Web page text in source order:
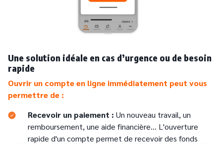
Une solution idéale en cas d’urgence ou de besoin
rapide
Ouvrir un compte en ligne immédiatement peut vous
permettre de :
Recevoir un paiement : Un nouveau travail, un
remboursement, une aide financière... L'ouverture
rapide d'un compte permet de recevoir des fonds